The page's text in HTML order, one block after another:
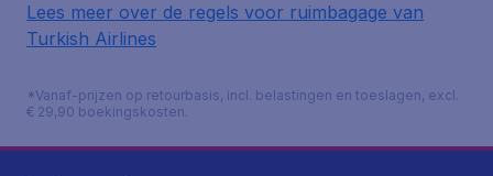
Lees meer over de regels voor ruimbagage van
Turkish Airlines
*Vanaf-prijzen op retourbasis, incl. belastingen en toeslagen, excl.
€ 29,90 boekingskosten.